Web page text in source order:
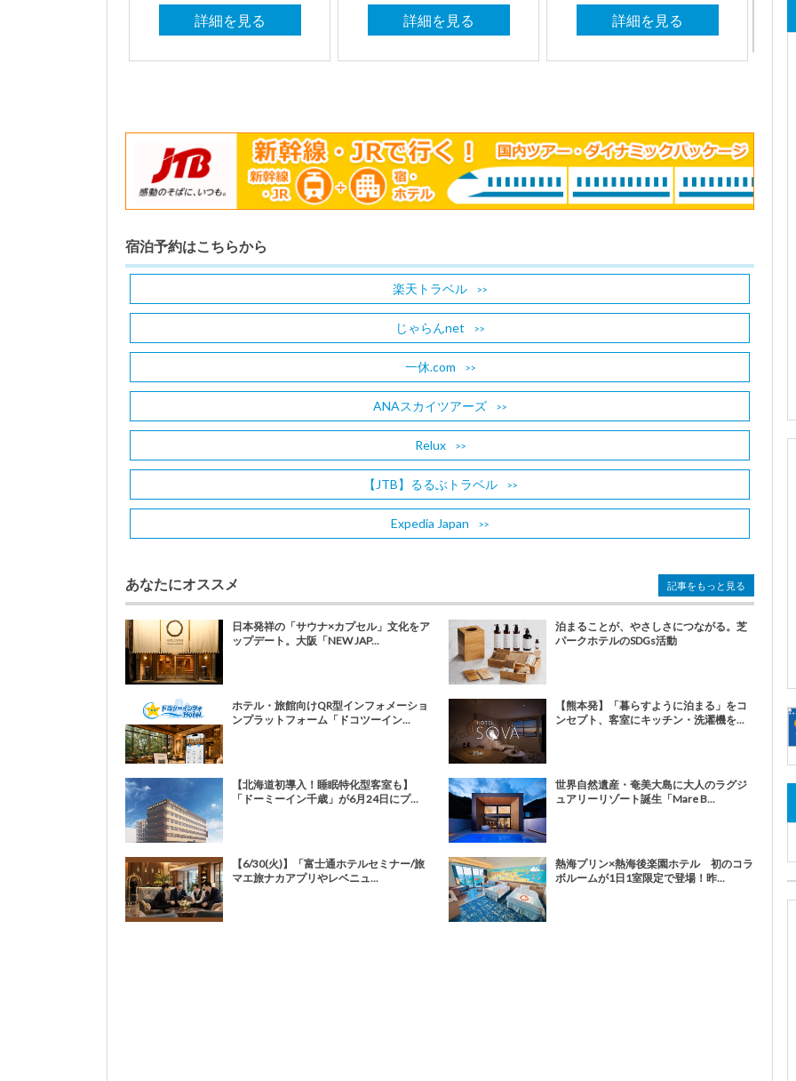
詳細を見る 詳細を見る 詳細を見る
宿泊予約はこちらから
楽天トラベル
じゃらんnet
一休.com
ANAスカイツアーズ
Relux
【JTB】るるぶトラベル
Expedia Japan
あなたにオススメ
日本発祥の「サウナ×カプセル」文化をア
ップデート。大阪「NEW JAP...
泊まることが、やさしさにつながる。芝
パークホテルのSDGs活動
ホテル・旅館向けQR型インフォメーショ
ンプラットフォーム「ドコツーイン...
【熊本発】「暮らすように泊まる」をコ
ンセプト、客室にキッチン・洗濯機を...
【北海道初導入！睡眠特化型客室も】
「ドーミーイン千歳」が6月24日にプ...
世界自然遺産・奄美大島に大人のラグジ
ュアリーリゾート誕生「Mare B...
【6/30(火)】「富士通ホテルセミナー/旅
マエ旅ナカアプリやレベニュ...
熱海プリン×熱海後楽園ホテル 初のコラ
ボルームが1日1室限定で登場！昨...
記事をもっと見る